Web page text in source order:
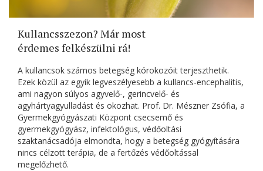
Kullancsszezon? Már most
érdemes felkészülni rá!
A kullancsok számos betegség kórokozóit terjeszthetik.
Ezek közül az egyik legveszélyesebb a kullancs-encephalitis,
ami nagyon súlyos agyvelő-, gerincvelő- és
agyhártyagyulladást és okozhat. Prof. Dr. Mészner Zsófia, a
Gyermekgyógyászati Központ csecsemő és
gyermekgyógyász, infektológus, védőoltási
szaktanácsadója elmondta, hogy a betegség gyógyítására
nincs célzott terápia, de a fertőzés védőoltással
megelőzhető.